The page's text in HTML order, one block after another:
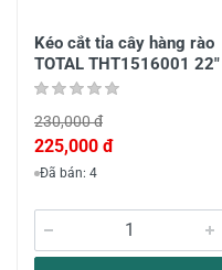
Kéo cắt tỉa cây hàng rào
TOTAL THT1516001 22"
230,000 đ
225,000 đ
Đã bán: 4